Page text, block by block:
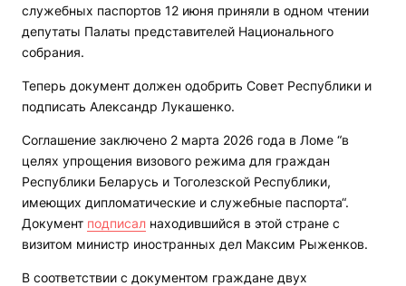
служебных паспортов 12 июня приняли в одном чтении
депутаты Палаты представителей Национального
собрания.
Теперь документ должен одобрить Совет Республики и
подписать Александр Лукашенко.
Соглашение заключено 2 марта 2026 года в Ломе “в
целях упрощения визового режима для граждан
Республики Беларусь и Тоголезской Республики,
имеющих дипломатические и служебные паспорта“.
Документ подписал находившийся в этой стране с
визитом министр иностранных дел Максим Рыженков.
В соответствии с документом граждане двух